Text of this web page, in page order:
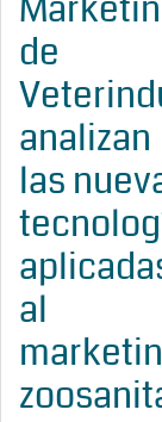
de
analizan
las
al